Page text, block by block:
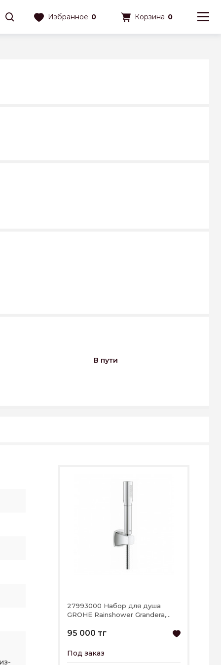
Избранное 0 Корзина 0
В пути
27993000 Набор для душа
GROHE Rainshower Grandera,
95 000 тг
Под заказ